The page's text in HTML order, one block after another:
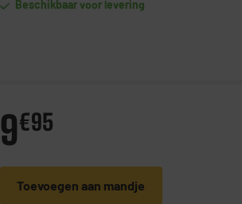
Beschikbaar voor levering
9€95
Toevoegen aan mandje